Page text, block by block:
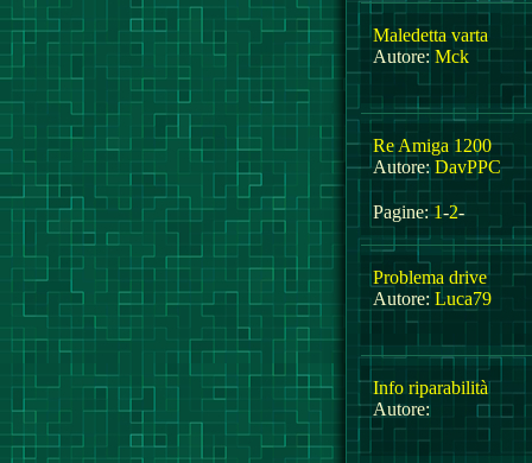
Maledetta varta
Autore: Mck
Re Amiga 1200
Autore:DavPPC
Pagine:1-2-
Problema drive
Autore: Luca79
Info riparabilità
Autore: